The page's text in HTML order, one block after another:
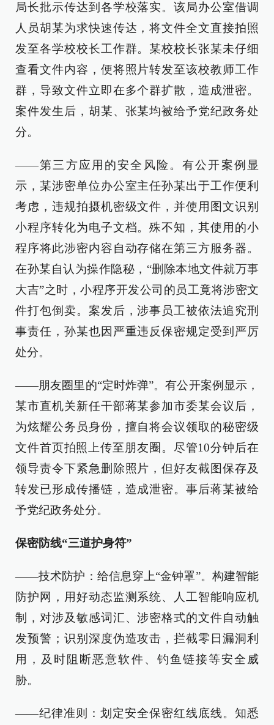
局长批示传达到各学校落实。该局办公室借调
人员胡某为求快速传达，将文件全文直接拍照
发至各学校校长工作群。某校校长张某未仔细
查看文件内容，便将照片转发至该校教师工作
群，导致文件立即在多个群扩散，造成泄密。
案件发生后，胡某、张某均被给予党纪政务处
分。
——第三方应用的安全风险。有公开案例显
示，某涉密单位办公室主任孙某出于工作便利
考虑，违规拍摄机密级文件，并使用图文识别
小程序转化为电子文档。殊不知，其使用的小
程序将此涉密内容自动存储在第三方服务器。
在孙某自认为操作隐秘，“删除本地文件就万事
大吉”之时，小程序开发公司的员工竟将涉密文
件打包倒卖。案发后，涉事员工被依法追究刑
事责任，孙某也因严重违反保密规定受到严厉
处分。
——朋友圈里的“定时炸弹”。有公开案例显示，
某市直机关新任干部蒋某参加市委某会议后，
为炫耀公务员身份，擅自将会议领取的秘密级
文件首页拍照上传至朋友圈。尽管10分钟后在
领导责令下紧急删除照片，但好友截图保存及
转发已形成传播链，造成泄密。事后蒋某被给
予党纪政务处分。
保密防线“三道护身符”
——技术防护：给信息穿上“金钟罩”。构建智能
防护网，用好动态监测系统、人工智能响应机
制，对涉及敏感词汇、涉密格式的文件自动触
发预警；识别深度伪造攻击，拦截零日漏洞利
用，及时阻断恶意软件、钓鱼链接等安全威
胁。
——纪律准则：划定安全保密红线底线。知悉